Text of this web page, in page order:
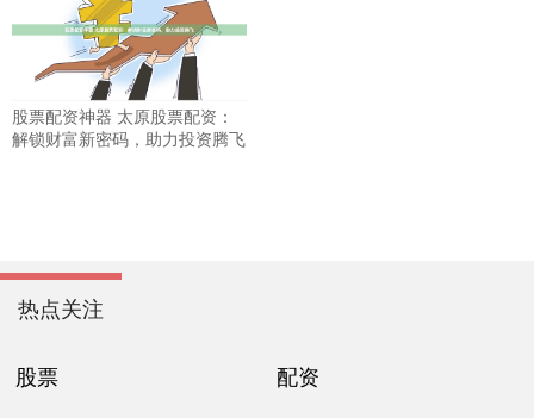
股票配资神器 太原股票配资：
解锁财富新密码，助力投资腾飞
热点关注
股票 配资